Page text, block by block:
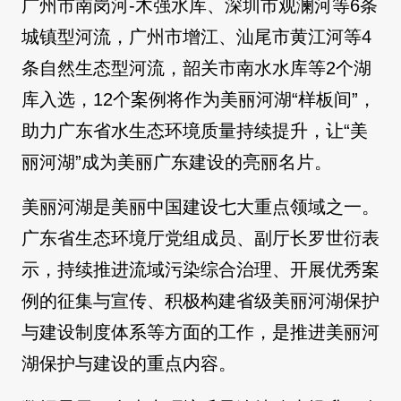
广州市南岗河-木强水库、深圳市观澜河等6条
城镇型河流，广州市增江、汕尾市黄江河等4
条自然生态型河流，韶关市南水水库等2个湖
库入选，12个案例将作为美丽河湖“样板间”，
助力广东省水生态环境质量持续提升，让“美
丽河湖”成为美丽广东建设的亮丽名片。
美丽河湖是美丽中国建设七大重点领域之一。
广东省生态环境厅党组成员、副厅长罗世衍表
示，持续推进流域污染综合治理、开展优秀案
例的征集与宣传、积极构建省级美丽河湖保护
与建设制度体系等方面的工作，是推进美丽河
湖保护与建设的重点内容。